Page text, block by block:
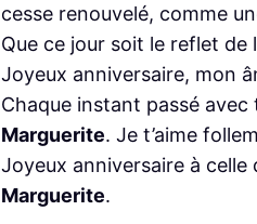
cesse renouvelé, comme
Que ce jour soit le reflet de
Joyeux anniversaire, mon
Chaque instant passé
Marguerite. Je t’aime
Joyeux anniversaire à
Marguerite.